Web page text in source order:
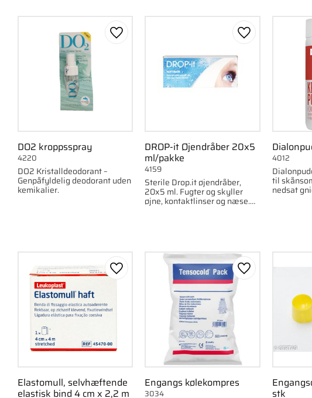
DO2 kroppsspray
DO2 Kristalldeodorant –
Genpåfyldelig deodorant uden
kemikalier.
4220
Gem som favorit
DROP-it Øjendråber 20x5
ml/pakke
Sterile Drop.it øjendråber,
20x5 ml. Fugter og skyller
øjne, kontaktlinser og næse.
Fri for konserveringsmidler.
4159
Gem som favorit
til
nedsat
4012
Elastomull, selvhæftende
elastisk bind 4 cm x 2,2 m
Gem som favorit
Engangs kølekompres
3034
Gem som favorit
stk